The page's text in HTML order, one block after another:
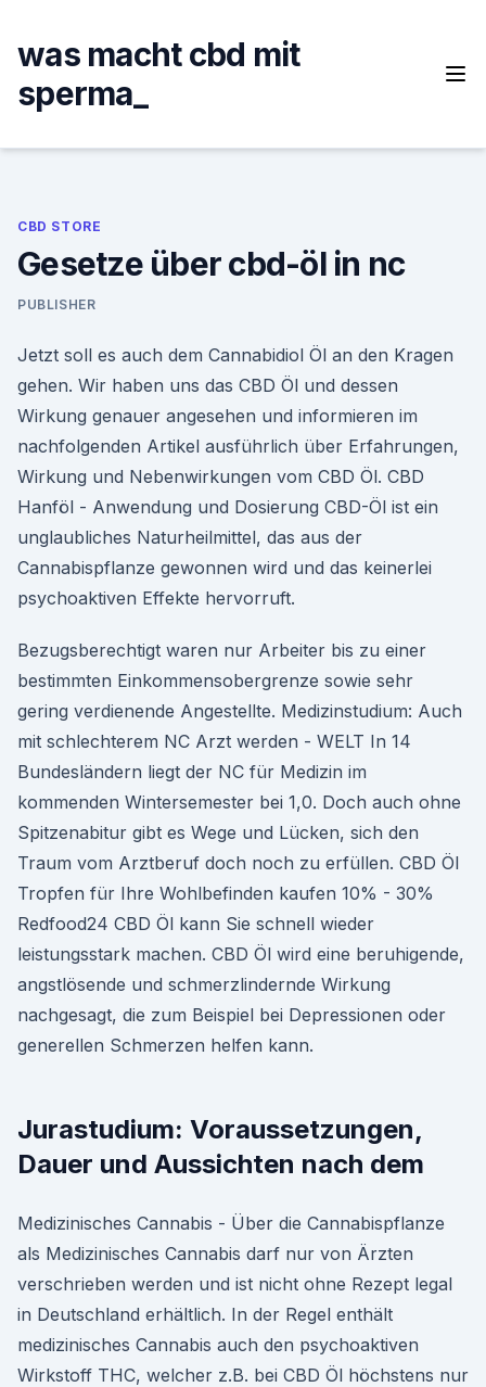
content
was macht cbd mit
sperma_
CBD STORE
Gesetze über cbd-öl in nc
PUBLISHER
Jetzt soll es auch dem Cannabidiol Öl an den Kragen
gehen. Wir haben uns das CBD Öl und dessen
Wirkung genauer angesehen und informieren im
nachfolgenden Artikel ausführlich über Erfahrungen,
Wirkung und Nebenwirkungen vom CBD Öl. CBD
Hanföl - Anwendung und Dosierung CBD-Öl ist ein
unglaubliches Naturheilmittel, das aus der
Cannabispflanze gewonnen wird und das keinerlei
psychoaktiven Effekte hervorruft.
Bezugsberechtigt waren nur Arbeiter bis zu einer
bestimmten Einkommensobergrenze sowie sehr
gering verdienende Angestellte. Medizinstudium: Auch
mit schlechterem NC Arzt werden - WELT In 14
Bundesländern liegt der NC für Medizin im
kommenden Wintersemester bei 1,0. Doch auch ohne
Spitzenabitur gibt es Wege und Lücken, sich den
Traum vom Arztberuf doch noch zu erfüllen. CBD Öl
Tropfen für Ihre Wohlbefinden kaufen 10% - 30%
Redfood24 CBD Öl kann Sie schnell wieder
leistungsstark machen. CBD Öl wird eine beruhigende,
angstlösende und schmerzlindernde Wirkung
nachgesagt, die zum Beispiel bei Depressionen oder
generellen Schmerzen helfen kann.
Jurastudium: Voraussetzungen,
Dauer und Aussichten nach dem
Medizinisches Cannabis - Über die Cannabispflanze
als Medizinisches Cannabis darf nur von Ärzten
verschrieben werden und ist nicht ohne Rezept legal
in Deutschland erhältlich. In der Regel enthält
medizinisches Cannabis auch den psychoaktiven
Wirkstoff THC, welcher z.B. bei CBD Öl höchstens nur